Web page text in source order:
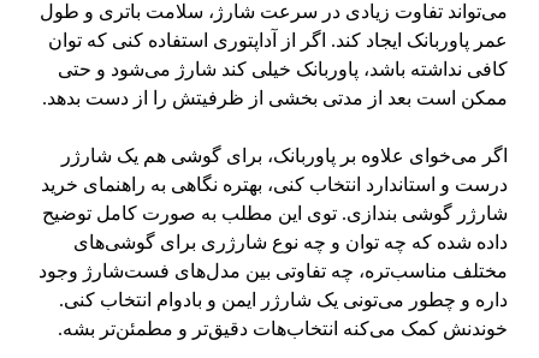
می‌تواند تفاوت زیادی در سرعت شارژ، سلامت باتری و طول
عمر پاوربانک ایجاد کند. اگر از آداپتوری استفاده کنی که توان
کافی نداشته باشد، پاوربانک خیلی کند شارژ می‌شود و حتی
ممکن است بعد از مدتی بخشی از ظرفیتش را از دست بدهد.
اگر می‌خوای علاوه بر پاوربانک، برای گوشی هم یک شارژر
درست و استاندارد انتخاب کنی، بهتره نگاهی به راهنمای خرید
شارژر گوشی بندازی. توی این مطلب به صورت کامل توضیح
داده شده که چه توان و چه نوع شارژری برای گوشی‌های
مختلف مناسب‌تره، چه تفاوتی بین مدل‌های فست‌شارژ وجود
داره و چطور می‌تونی یک شارژر ایمن و بادوام انتخاب کنی.
خوندنش کمک می‌کنه انتخاب‌هات دقیق‌تر و مطمئن‌تر بشه.